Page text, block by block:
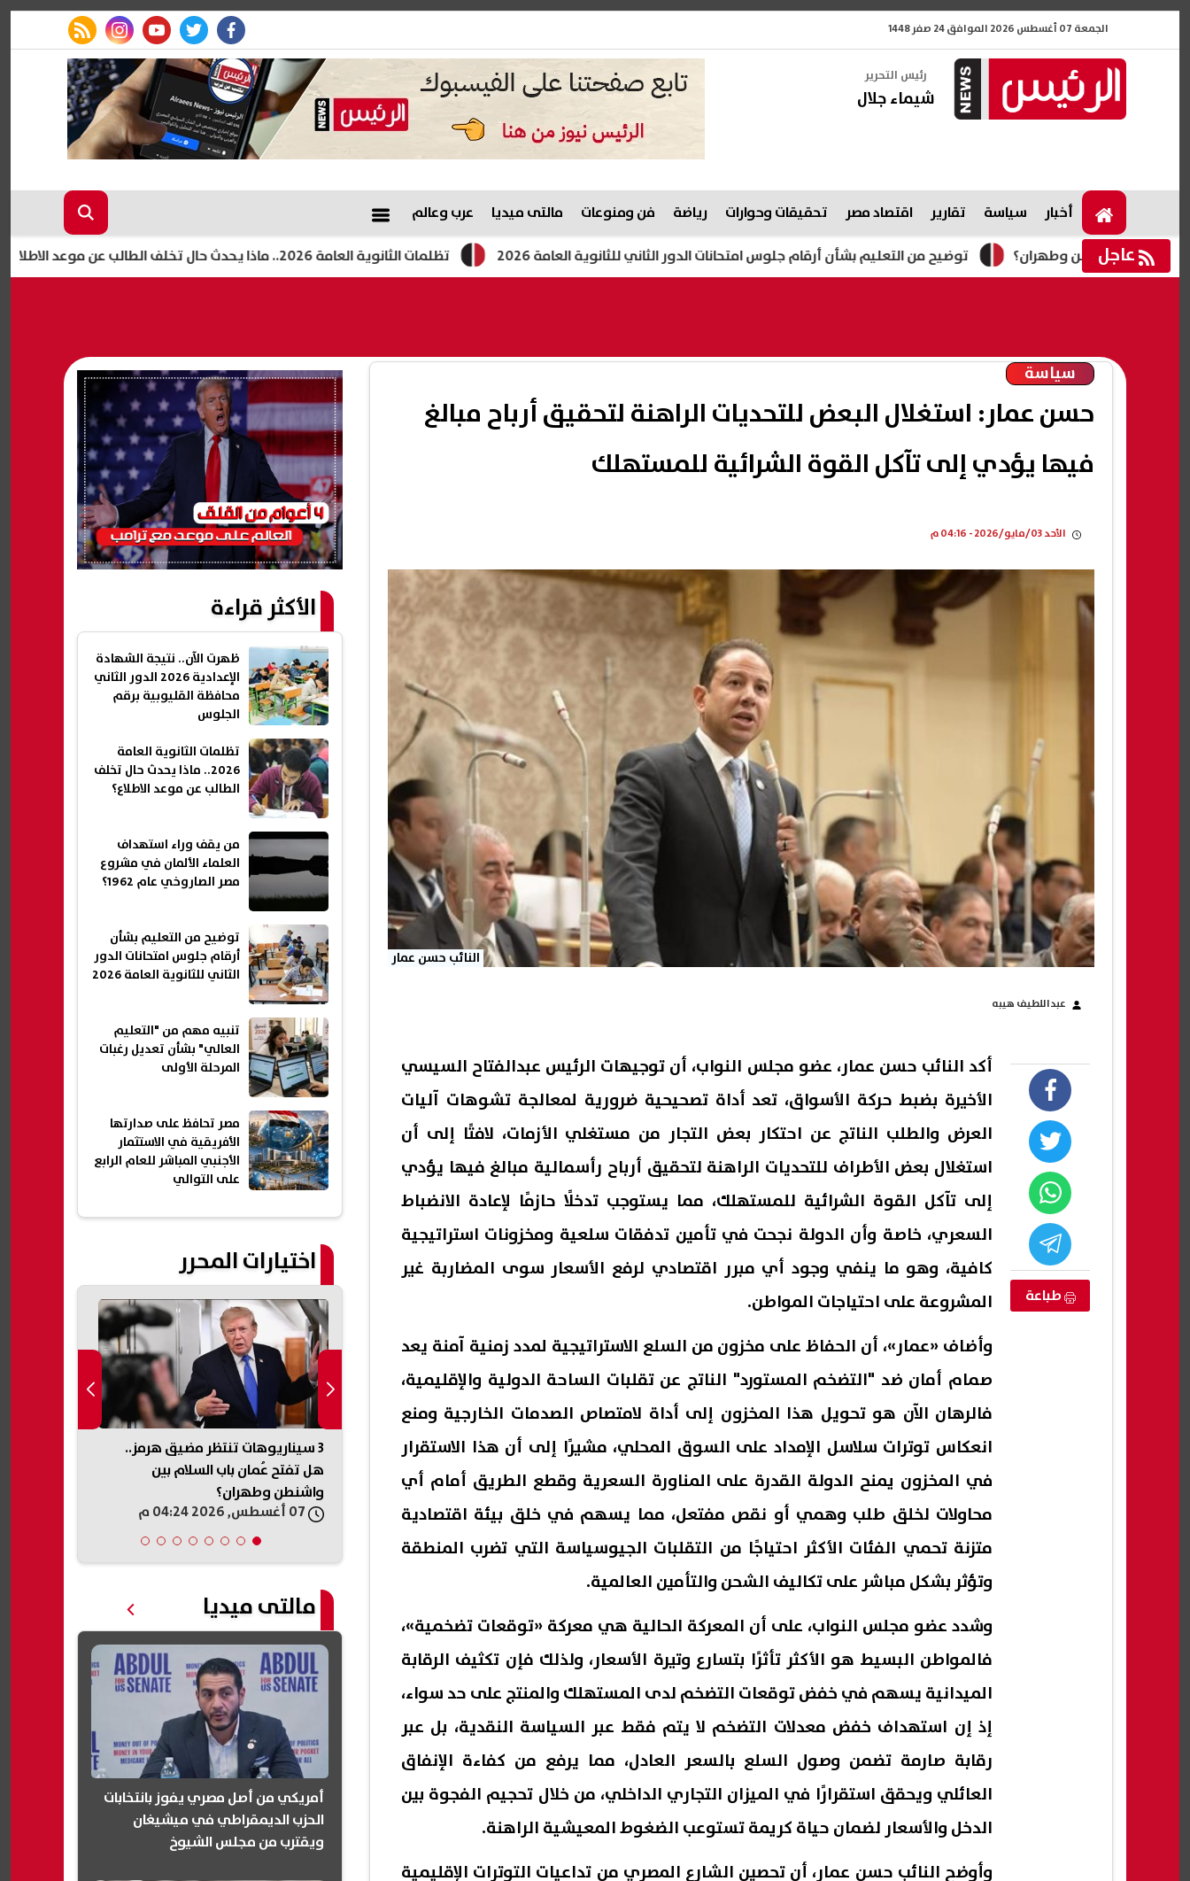
الجمعة 07 أغسطس 2026 الموافق 24 صفر 1448
facebook
twitter
youtube
instagram
rss feed
رئيس التحرير
شيماء جلال
أخبار سياسة تقارير اقتصاد مصر تحقيقات وحوارات رياضة فن ومنوعات مالتى ميديا عرب وعالم
عاجل تظلمات الثانوية العامة 2026.. ماذا يحدث حال تخلف الطالب عن موعد الاطلاع؟ توضيح من التعليم بشأن أرقام جلوس امتحانات الدور الثاني للثانوية العامة 2026
سياسة
حسن عمار: استغلال البعض للتحديات الراهنة لتحقيق أرباح مبالغ
فيها يؤدي إلى تآكل القوة الشرائية للمستهلك
الأحد 03/مايو/2026 - 04:16 م
النائب حسن عمار
عبداللطيف هيبه
طباعة
أكد النائب حسن عمار، عضو مجلس النواب، أن توجيهات الرئيس عبدالفتاح السيسي
الأخيرة بضبط حركة الأسواق، تعد أداة تصحيحية ضرورية لمعالجة تشوهات آليات
العرض والطلب الناتج عن احتكار بعض التجار من مستغلي الأزمات، لافتًا إلى أن
استغلال بعض الأطراف للتحديات الراهنة لتحقيق أرباح رأسمالية مبالغ فيها يؤدي
إلى تآكل القوة الشرائية للمستهلك، مما يستوجب تدخلًا حازمًا لإعادة الانضباط
السعري، خاصة وأن الدولة نجحت في تأمين تدفقات سلعية ومخزونات استراتيجية
كافية، وهو ما ينفي وجود أي مبرر اقتصادي لرفع الأسعار سوى المضاربة غير
المشروعة على احتياجات المواطن.
وأضاف «عمار»، أن الحفاظ على مخزون من السلع الاستراتيجية لمدد زمنية آمنة يعد
صمام أمان ضد "التضخم المستورد" الناتج عن تقلبات الساحة الدولية والإقليمية،
فالرهان الآن هو تحويل هذا المخزون إلى أداة لامتصاص الصدمات الخارجية ومنع
انعكاس توترات سلاسل الإمداد على السوق المحلي، مشيرًا إلى أن هذا الاستقرار
في المخزون يمنح الدولة القدرة على المناورة السعرية وقطع الطريق أمام أي
محاولات لخلق طلب وهمي أو نقص مفتعل، مما يسهم في خلق بيئة اقتصادية
متزنة تحمي الفئات الأكثر احتياجًا من التقلبات الجيوسياسة التي تضرب المنطقة
وتؤثر بشكل مباشر على تكاليف الشحن والتأمين العالمية.
وشدد عضو مجلس النواب، على أن المعركة الحالية هي معركة «توقعات تضخمية»،
فالمواطن البسيط هو الأكثر تأثرًا بتسارع وتيرة الأسعار، ولذلك فإن تكثيف الرقابة
الميدانية يسهم في خفض توقعات التضخم لدى المستهلك والمنتج على حد سواء،
إذ إن استهداف خفض معدلات التضخم لا يتم فقط عبر السياسة النقدية، بل عبر
رقابة صارمة تضمن وصول السلع بالسعر العادل، مما يرفع من كفاءة الإنفاق
العائلي ويحقق استقرارًا في الميزان التجاري الداخلي، من خلال تحجيم الفجوة بين
الدخل والأسعار لضمان حياة كريمة تستوعب الضغوط المعيشية الراهنة.
وأوضح النائب حسن عمار، أن تحصين الشارع المصري من تداعيات التوترات الإقليمية
الأكثر قراءة
ظهرت الآن.. نتيجة الشهادة
الإعدادية 2026 الدور الثاني
محافظة القليوبية برقم
الجلوس
تظلمات الثانوية العامة
2026.. ماذا يحدث حال تخلف
الطالب عن موعد الاطلاع؟
من يقف وراء استهداف
العلماء الألمان في مشروع
مصر الصاروخي عام 1962؟
توضيح من التعليم بشأن
أرقام جلوس امتحانات الدور
الثاني للثانوية العامة 2026
تنبيه مهم من "التعليم
العالي" بشأن تعديل رغبات
المرحلة الأولى
مصر تحافظ على صدارتها
الأفريقية في الاستثمار
الأجنبي المباشر للعام الرابع
على التوالي
اختيارات المحرر
توضيح من التعليم بشأن أرقام
جلوس امتحانات الدور الثاني للثانوية
مصر تحافظ على صدارتها الأفريقية
في الاستثمار الأجنبي المباشر للعام
الرابع على التوالي
07 أغسطس, 2026 03:30 م
إيرين سعيد: حركة تنقلات الصحة لن
تحقق نتائج دون تدريب وإلا ستكون
مجرد "كراسي موسيقية"
07 أغسطس, 2026 03:18 م
3 سيناريوهات تنتظر مضيق هرمز..
هل تفتح عُمان باب السلام بين
واشنطن وطهران؟
مالتى ميديا
أمريكي من أصل مصري يفوز بانتخابات
الحزب الديمقراطي في ميشيغان
ويقترب من مجلس الشيوخ